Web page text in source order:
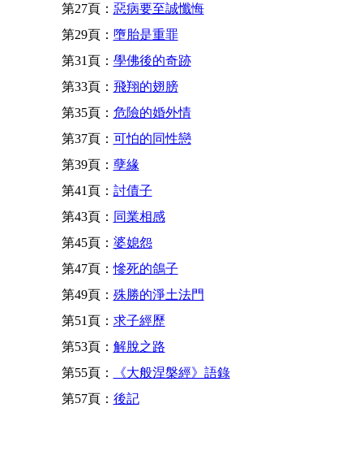
第27頁： 惡病要至誠懺悔
第29頁： 墮胎是重罪
第31頁： 學佛後的奇跡
第33頁： 飛翔的翅膀
第35頁： 危險的婚外情
第37頁： 可怕的同性戀
第39頁： 孽緣
第41頁： 討債子
第43頁： 同業相感
第45頁： 婆媳怨
第47頁：慘死的鴿子
第49頁： 殊勝的淨土法門
第51頁： 求子經歷
第53頁： 解脫之路
第55頁：
《大般涅槃經》語錄
第57頁： 後記